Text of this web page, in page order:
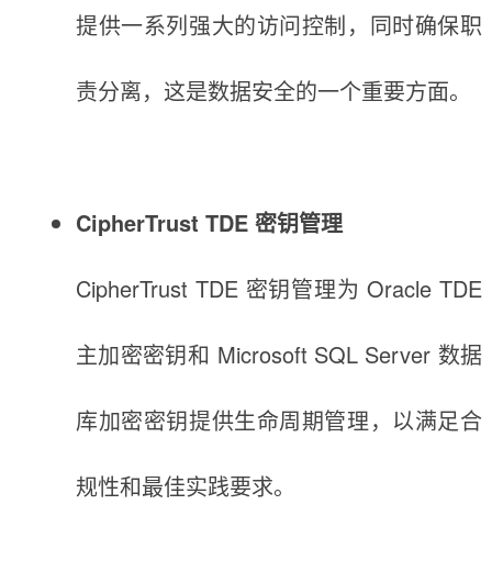
提供一系列强大的访问控制，同时确保职
责分离，这是数据安全的一个重要方面。
CipherTrust TDE 密钥管理
CipherTrust TDE 密钥管理为 Oracle TDE
主加密密钥和 Microsoft SQL Server 数据
库加密密钥提供生命周期管理，以满足合
规性和最佳实践要求。